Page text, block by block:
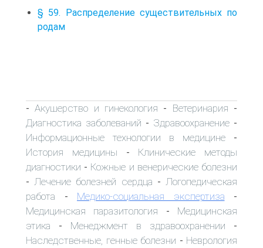
§ 59. Распределение существительных по
родам
-Акушерство и гинекология - Ветеринария -
Диагностика заболеваний - Здравоохранение -
Информационные технологии в медицине -
История медицины - Клинические методы
диагностики - Кожные и венерические болезни
- Лечение болезней сердца - Логопедическая
работа - Медико-социальная экспертиза -
Медицинская паразитология - Медицинская
этика - Менеджмент в здравоохранении -
Наследственные, генные болезни - Неврология